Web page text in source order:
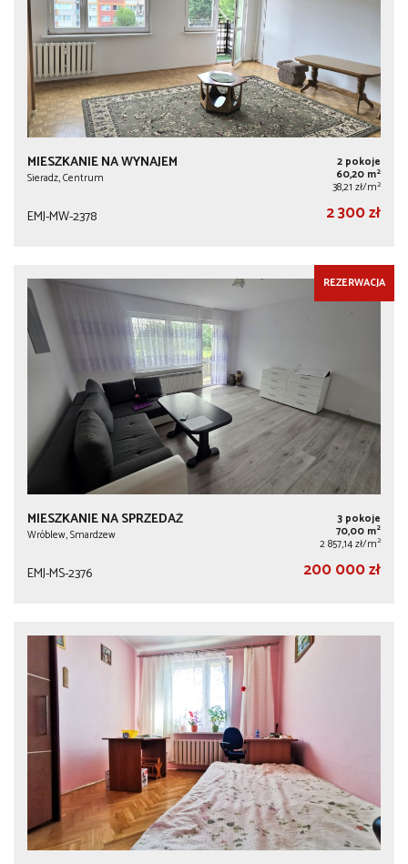
MIESZKANIE NA WYNAJEM
Sieradz, Centrum
2 pokoje
60,20 m2
38,21 zł/m2
EMJ-MW-2378 2 300 zł
REZERWACJA
MIESZKANIE NA SPRZEDAŻ
Wróblew, Smardzew
3 pokoje
70,00 m2
2 857,14 zł/m2
EMJ-MS-2376 200 000 zł